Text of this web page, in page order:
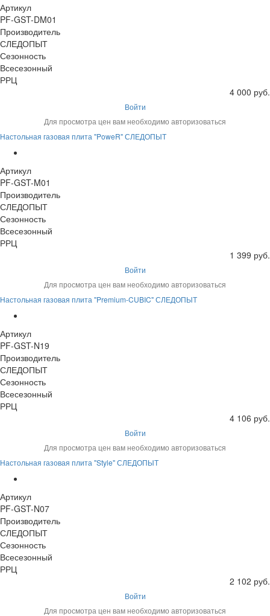
Артикул
PF-GST-DM01
Производитель
СЛЕДОПЫТ
Сезонность
Всесезонный
РРЦ
4 000 руб.
Войти
Для просмотра цен вам необходимо авторизоваться
Настольная газовая плита "PoweR" СЛЕДОПЫТ
Артикул
PF-GST-M01
Производитель
СЛЕДОПЫТ
Сезонность
Всесезонный
РРЦ
1 399 руб.
Войти
Для просмотра цен вам необходимо авторизоваться
Настольная газовая плита "Premium-CUBIC" СЛЕДОПЫТ
Артикул
PF-GST-N19
Производитель
СЛЕДОПЫТ
Сезонность
Всесезонный
РРЦ
4 106 руб.
Войти
Для просмотра цен вам необходимо авторизоваться
Настольная газовая плита "Style" СЛЕДОПЫТ
Артикул
PF-GST-N07
Производитель
СЛЕДОПЫТ
Сезонность
Всесезонный
РРЦ
2 102 руб.
Войти
Для просмотра цен вам необходимо авторизоваться